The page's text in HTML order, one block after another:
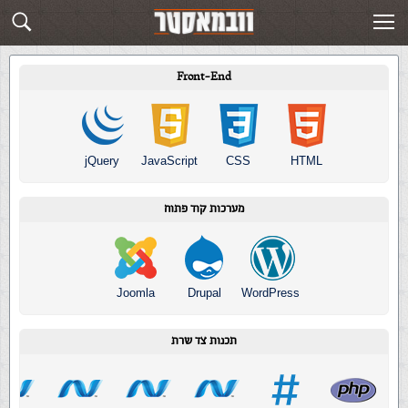
מדריכי בניית אתרים
Front-End
HTML
CSS
JavaScript
jQuery
מערכות קוד פתוח
WordPress
Drupal
Joomla
תכנות צד שרת